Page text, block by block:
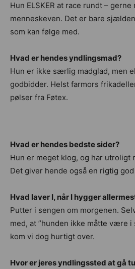
Hun ELSKER at race rundt –
menneskeven. Det er bare
som kan følge med.
Hvad er hendes yndlingsmad?
Hun er ikke særlig madglad, men
godbidder. Helst farmors
pølser fra Føtex.
Hvad er hendes bedste sider?
Hun er meget klog, og har utroligt
Det giver hende også en rigtig
Hvad laver I, når I hygger
Putter i sengen om morgenen.
med, at ”hunden ikke måtte være i
kom vi dog hurtigt over.
Hvor er jeres yndlingssted at gå